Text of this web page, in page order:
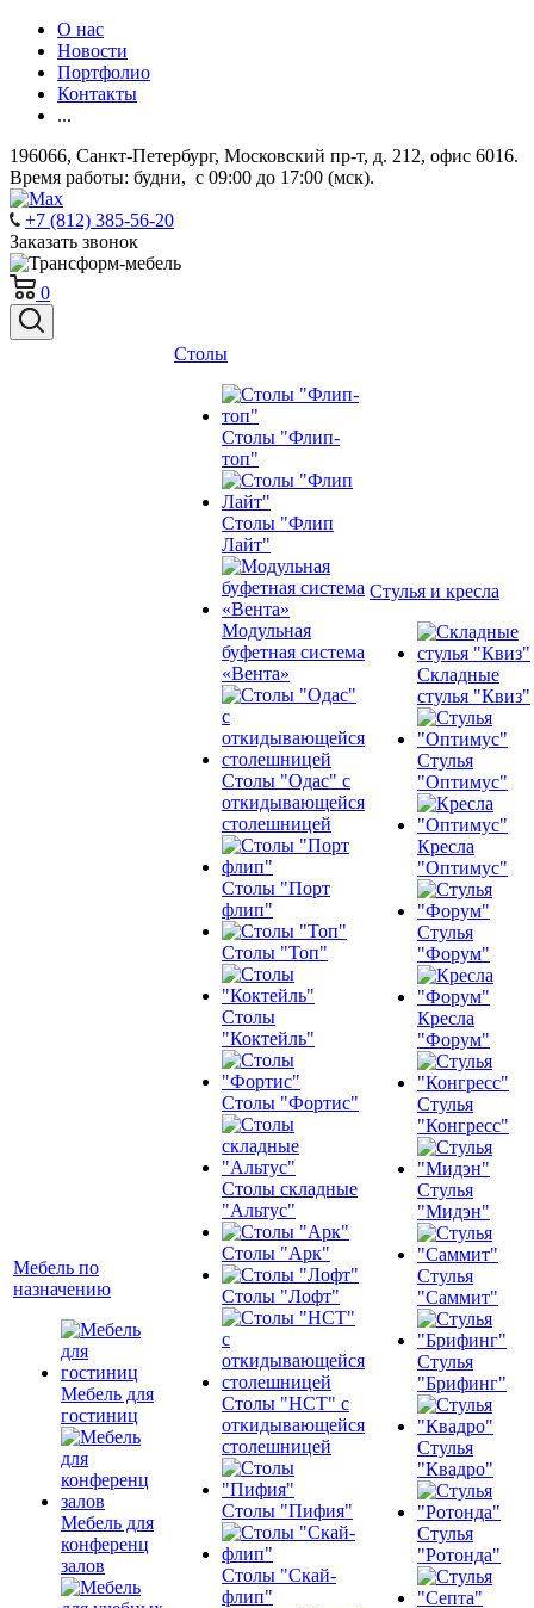
О нас
Новости
Портфолио
Контакты
...
196066, Санкт-Петербург, Московский пр-т, д. 212, офис 6016.
Время работы: будни, с 09:00 до 17:00 (мск).
+7 (812) 385-56-20
Заказать звонок
0
Мебель по
назначению
Мебель для
гостиниц
Мебель для
конференц
залов
Столы
Столы "Флип-
топ"
Столы "Флип
Лайт"
Модульная
буфетная система
«Вента»
Столы "Одас" с
откидывающейся
столешницей
Столы "Порт
флип"
Столы "Топ"
Столы
"Коктейль"
Столы "Фортис"
Столы складные
"Альтус"
Столы "Арк"
Столы "Лофт"
Столы "НСТ" с
откидывающейся
столешницей
Столы "Пифия"
Столы "Скай-
флип"
Стулья и кресла
Складные
стулья "Квиз"
Стулья
"Оптимус"
Кресла
"Оптимус"
Стулья
"Форум"
Кресла
"Форум"
Стулья
"Конгресс"
Стулья
"Мидэн"
Стулья
"Саммит"
Стулья
"Брифинг"
Стулья
"Квадро"
Стулья
"Ротонда"